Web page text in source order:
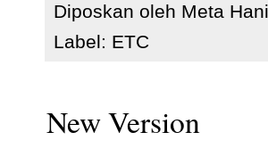
Diposkan oleh Meta
Label: ETC
New Version